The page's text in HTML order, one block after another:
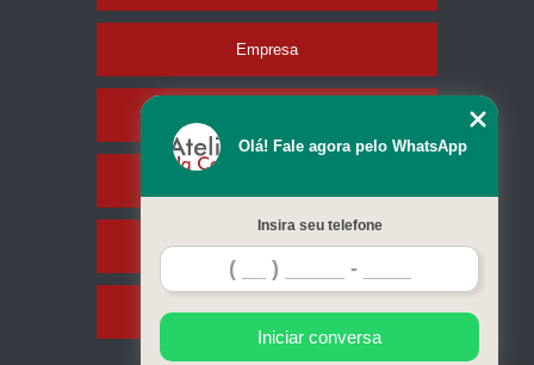
Empresa
Contato
Mapa do site
Olá! Fale agora pelo WhatsApp
Insira seu telefone
Iniciar conversa